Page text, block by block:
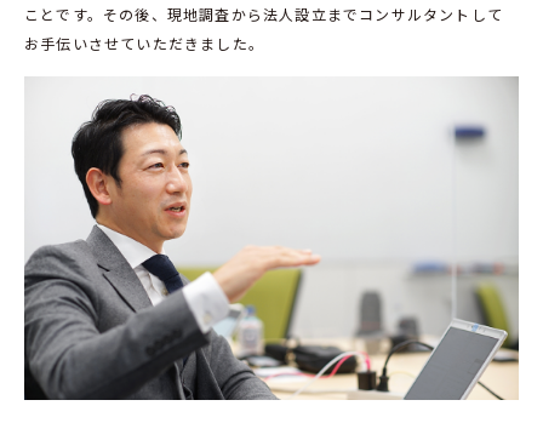
ことです。その後、現地調査から法人設立までコンサルタントして
お手伝いさせていただきました。